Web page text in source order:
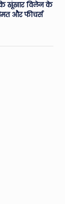
के खूंखार विलेन के
और फीचर्स